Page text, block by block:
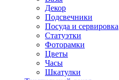
Декор
Подсвечники
Посуда и сервировка
Статуэтки
Фоторамки
Цветы
Часы
Шкатулки